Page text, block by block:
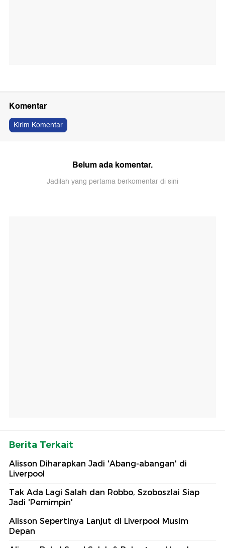
Komentar
Kirim Komentar
Belum ada komentar.
Jadilah yang pertama berkomentar di sini
Berita Terkait
Alisson Diharapkan Jadi 'Abang-abangan' di
Liverpool
Tak Ada Lagi Salah dan Robbo, Szoboszlai Siap
Jadi 'Pemimpin'
Alisson Sepertinya Lanjut di Liverpool Musim
Depan